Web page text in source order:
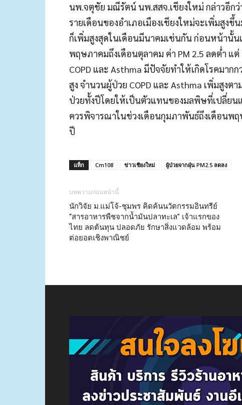
นพ.จตุชัย มณีรัตน์ นพ.สสจ.เชียงใหม่ กล่าวอีกว่
รายเดือนของอำเภอเมืองเชียงใหม่จะเพิ่มสูง
ก็เพิ่มสูงสุดในเดือนมีนาคมเช่นกัน ก่อนหน้านั้
พฤษภาคมถึงเดือนตุลาคม ค่า PM 2.5 ลดต่ำ แ
COPD และ Asthma มีปัจจัยทำให้เกิดโรคมา
สูง จำนวนผู้ป่วย COPD และ Asthma เพิ่มสูงต
ป่วยทั้งปีโดยให้เป็นตัวแทนของมลพิษที่เปลี่ยน
ควรพิจารณาในช่วงเดือนกุมภาพันธ์ถึงเดือนพ
ปี
แท็ก Cm108 ข่าวเชียงใหม่ ผู้ป่วยจากฝุ่น PM2.5 ลดลง
บทความก่อนหน้านี้
นักวิจัย ม.แม่โจ้-ชุมพร คิดค้นนวัตกรรมอินทรีย์
“สารอาหารพืชจากน้ำมันปลาทะเล” เจ้าแรกของ
ไทย ลดต้นทุน ปลอดภัย รักษาสิ่งแวดล้อม พร้อม
ต่อยอดเชิงพาณิชย์